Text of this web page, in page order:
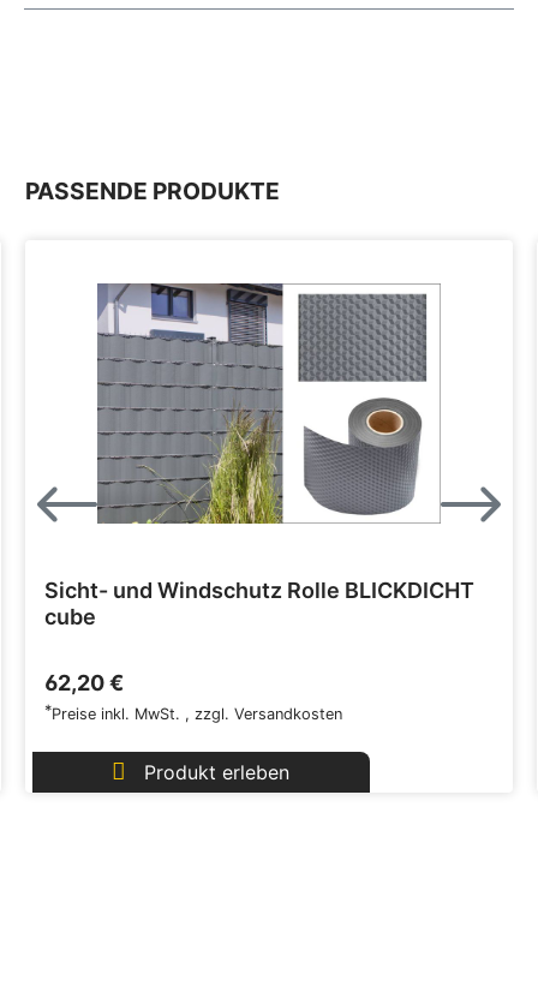
PASSENDE PRODUKTE
Sicht- und Windschutz Rolle BLICKDICHT
cube
62,20 €
*Preise inkl. MwSt. , zzgl. Versandkosten
Produkt erleben